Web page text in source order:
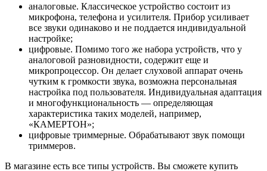
аналоговые. Классическое устройство состоит из
микрофона, телефона и усилителя. Прибор усиливает
все звуки одинаково и не поддается индивидуальной
настройке;
цифровые. Помимо того же набора устройств, что у
аналоговой разновидности, содержит еще и
микропроцессор. Он делает слуховой аппарат очень
чутким к громкости звука, возможна персональная
настройка под пользователя. Индивидуальная адаптация
и многофункциональность — определяющая
характеристика таких моделей, например,
«КАМЕРТОН»;
цифровые триммерные. Обрабатывают звук помощи
триммеров.
В магазине есть все типы устройств. Вы сможете купить